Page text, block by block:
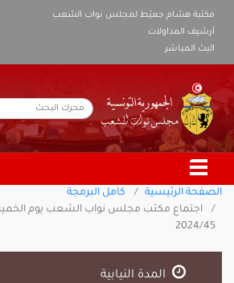
مكتبة هشام جعيّط لمجلس نواب الشعب
أرشيف المداولات
البث المباشر
الصفحة الرئيسية
كامل البرمجة
2024/45
المدة النيابية